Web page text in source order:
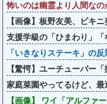
怖いのは幽霊より人間な
【画像】板野友美、ビキ
支援学級の「ひまわり」
「いきなりステーキ」の
【驚愕】ユーチューバー
家庭菜園やってるけど、
【画像】 ワイ「アルファ